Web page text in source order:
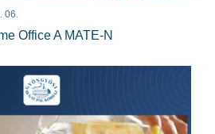
06.
Office A MATE-N